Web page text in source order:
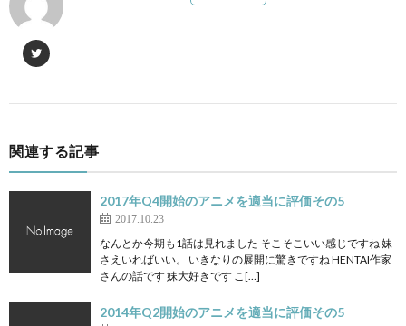
関連する記事
2017年Q4開始のアニメを適当に評価その5
2017.10.23
なんとか今期も1話は見れました そこそこいい感じですね 妹
さえいればいい。 いきなりの展開に驚きですね HENTAI作家
さんの話です 妹大好きです こ[…]
2014年Q2開始のアニメを適当に評価その5